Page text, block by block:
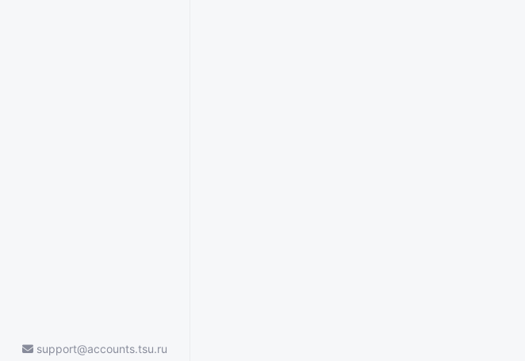
support@accounts.tsu.ru